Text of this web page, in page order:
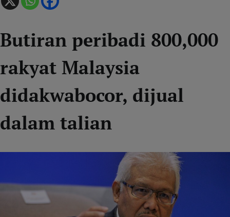
Butiran peribadi 800,000
rakyat Malaysia
didakwabocor, dijual
dalam talian